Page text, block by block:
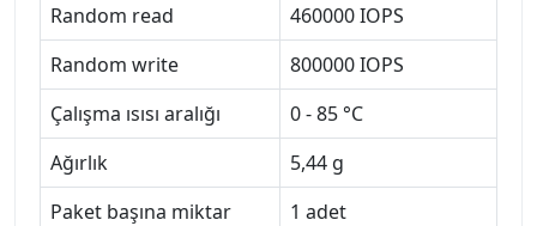
Random read
460000 IOPS
Random write
800000 IOPS
Çalışma ısısı aralığı
0 - 85 °C
Ağırlık
5,44 g
Paket başına miktar
1 adet